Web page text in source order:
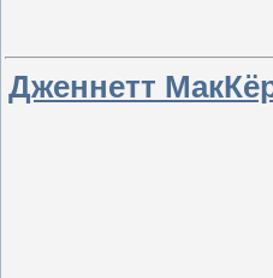
Дженнетт